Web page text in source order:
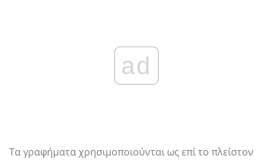
ad
Τα γραφήματα χρησιμοποιούνται ως επί το πλείστον